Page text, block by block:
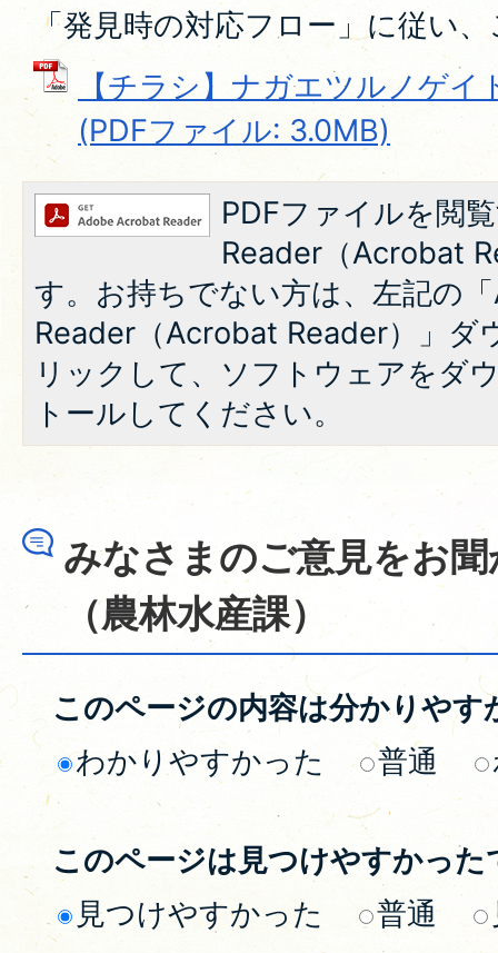
「発見時の対応フロー」に従い
【チラシ】ナガエツルノゲ
(PDFファイル: 3.0MB)
PDFファイルを閲
Reader（Acrobat
す。お持ちでない方は、左記の
Reader（Acrobat Reader）」ダ
リックして、ソフトウェアをダ
トールしてください。
みなさまのご意見をお
（農林水産課）
このページの内容は分かりやす
わかりやすかった
普通
このページは見つけやすかった
見つけやすかった
普通